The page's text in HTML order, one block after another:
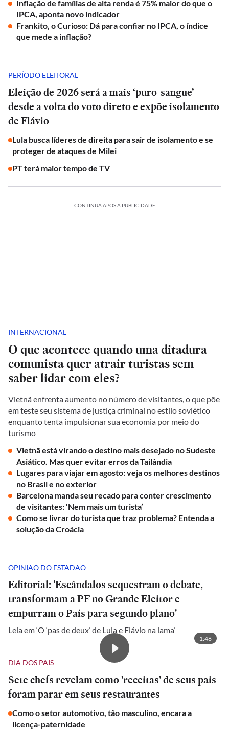
Inflação de famílias de alta renda é 75% maior do que o
IPCA, aponta novo indicador
Frankito, o Curioso: Dá para confiar no IPCA, o índice
que mede a inflação?
PERÍODO ELEITORAL
Eleição de 2026 será a mais ‘puro-sangue’
desde a volta do voto direto e expõe isolamento
de Flávio
Lula busca líderes de direita para sair de isolamento e se
proteger de ataques de Milei
PT terá maior tempo de TV
CONTINUA APÓS A PUBLICIDADE
INTERNACIONAL
O que acontece quando uma ditadura
comunista quer atrair turistas sem
saber lidar com eles?
Vietnã enfrenta aumento no número de visitantes, o que põe
em teste seu sistema de justiça criminal no estilo soviético
enquanto tenta impulsionar sua economia por meio do
turismo
Vietnã está virando o destino mais desejado no Sudeste
Asiático. Mas quer evitar erros da Tailândia
Lugares para viajar em agosto: veja os melhores destinos
no Brasil e no exterior
Barcelona manda seu recado para conter crescimento
de visitantes: ‘Nem mais um turista’
Como se livrar do turista que traz problema? Entenda a
solução da Croácia
OPINIÃO DO ESTADÃO
Editorial: 'Escândalos sequestram o debate,
transformam a PF no Grande Eleitor e
empurram o País para segundo plano'
Leia em ‘O ‘pas de deux’ de Lula e Flávio na lama’
1:48
DIA DOS PAIS
Sete chefs revelam como 'receitas' de seus pais
foram parar em seus restaurantes
Como o setor automotivo, tão masculino, encara a
licença-paternidade